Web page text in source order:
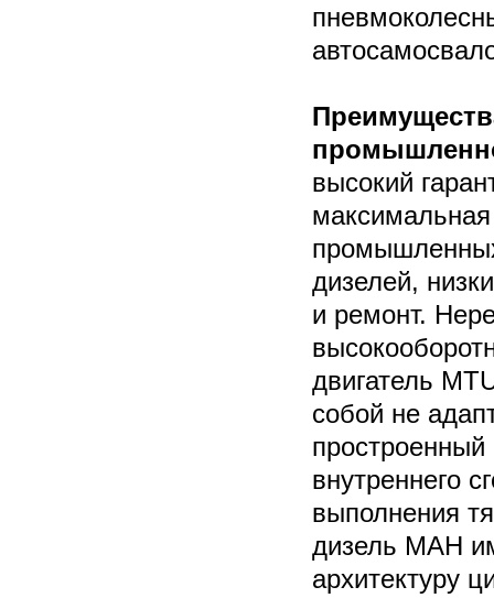
высокий
дизелей,
и ремонт.
двигатель
собой не
внутреннего
выполнения
дизель МАН
архитектуру